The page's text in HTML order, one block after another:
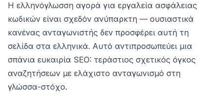
Η ελληνόγλωσση αγορά για εργαλεία ασφάλειας
κωδικών είναι σχεδόν ανύπαρκτη — ουσιαστικά
κανένας ανταγωνιστής δεν προσφέρει αυτή τη
σελίδα στα ελληνικά. Αυτό αντιπροσωπεύει μια
σπάνια ευκαιρία SEO: τεράστιος σχετικός όγκος
αναζητήσεων με ελάχιστο ανταγωνισμό στη
γλώσσα-στόχο.